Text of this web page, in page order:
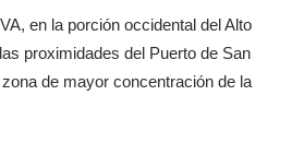
en la porción occidental del Alto
proximidades del Puerto de San
de mayor concentración de la